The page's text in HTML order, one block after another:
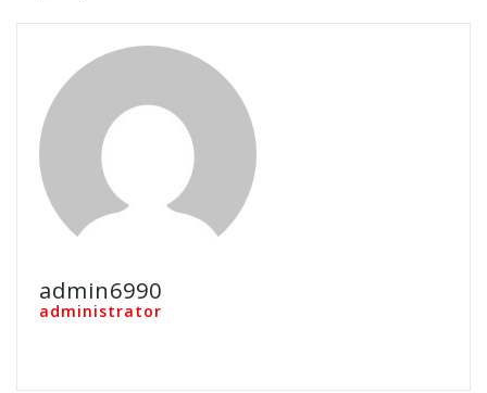
admin6990
administrator